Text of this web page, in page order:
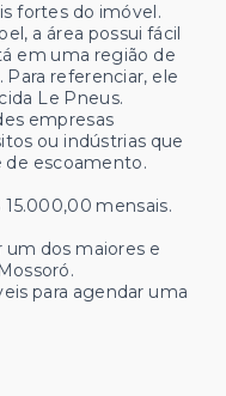
fortes do imóvel.
a área possui fácil
em uma região de
referenciar, ele
Le Pneus.
empresas
ou indústrias que
de escoamento.
15.000,00 mensais.
um dos maiores e
para agendar uma